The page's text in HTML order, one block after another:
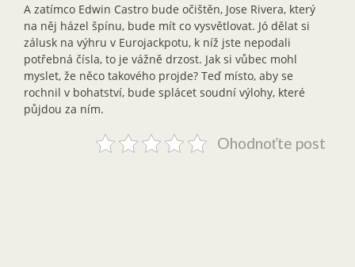
A zatímco Edwin Castro bude očištěn, Jose Rivera, který
na něj házel špínu, bude mít co vysvětlovat. Jó dělat si
zálusk na výhru v Eurojackpotu, k níž jste nepodali
potřebná čísla, to je vážně drzost. Jak si vůbec mohl
myslet, že něco takového projde? Teď místo, aby se
rochnil v bohatství, bude splácet soudní výlohy, které
půjdou za ním.
Ohodnoťte post